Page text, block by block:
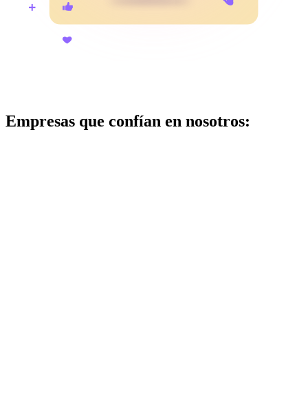
Empresas que confían en nosotros: